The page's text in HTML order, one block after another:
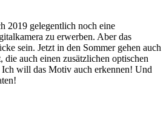
2019 gelegentlich noch eine
zu erwerben. Aber das
sein. Jetzt in den Sommer gehen auch
die auch einen zusätzlichen optischen
will das Motiv auch erkennen! Und